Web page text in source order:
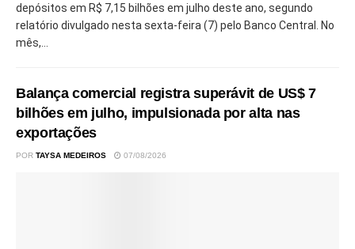
depósitos em R$ 7,15 bilhões em julho deste ano, segundo
relatório divulgado nesta sexta-feira (7) pelo Banco Central. No
mês,...
Balança comercial registra superávit de US$ 7
bilhões em julho, impulsionada por alta nas
exportações
POR TAYSA MEDEIROS 07/08/2026